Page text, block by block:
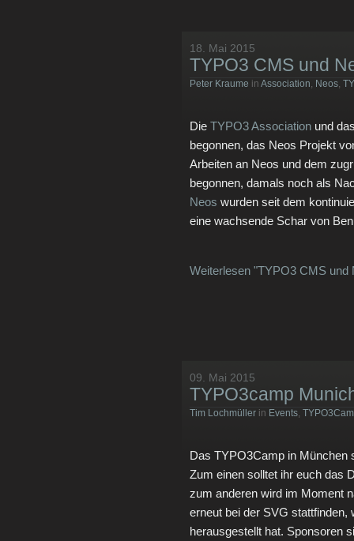
18. Mai 2015
TYPO3 CMS und
Peter Kraume in Association, Neos,
Die TYPO3 Association und
begonnen, das Neos Projekt
Arbeiten an Neos und dem
begonnen, damals noch als
Neos wurden seit dem
eine wachsende Schar von
Weiterlesen "TYPO3 CMS und
09. Mai 2015
TYPO3camp
Tim Lochmüller in Events,
Das TYPO3Camp in München
Zum einen solltet ihr euch das
zum anderen wird im Moment
erneut bei der SVG
herausgestellt hat. Sponsoren